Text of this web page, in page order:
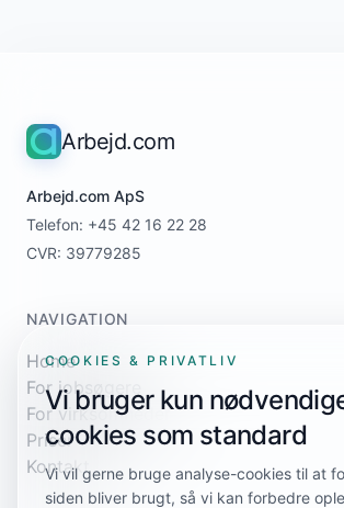
Arbejd.com
Arbejd.com ApS
Telefon: +45 42 16 22 28
CVR: 39779285
NAVIGATION
Home
For jobsøgere
For virksomheder
Priser
Kontakt
COOKIES & PRIVATLIV
Vi bruger kun
cookies som standard
Vi vil gerne bruge analyse-cookies til at
siden bliver brugt, så vi kan forbedre